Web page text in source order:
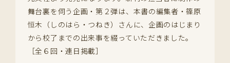
舞台裏を伺う企画・第２弾は、本書の編集者・篠原
恒木（しのはら・つねき）さんに、企画のはじまり
から校了までの出来事を綴っていただきました。
［全６回・連日掲載］